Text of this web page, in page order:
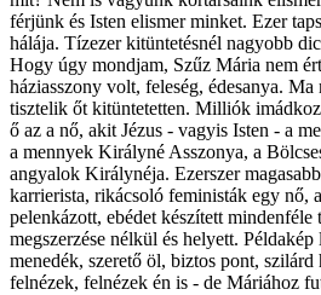
férjünk és Isten elismer minket. Ezer
hálája. Tízezer kitüntetésnél nagyobb
Hogy úgy mondjam, Szűz Mária nem
háziasszony volt, feleség, édesanya.
tisztelik őt kitüntetetten. Milliók
ő az a nő, akit Jézus - vagyis Isten - a
a mennyek Királyné Asszonya, a
angyalok Királynéja. Ezerszer
karrierista, rikácsoló feministák egy nő,
pelenkázott, ebédet készített
megszerzése nélkül és helyett.
menedék, szerető öl, biztos pont, szilárd
felnézek, felnézek én is - de Máriához